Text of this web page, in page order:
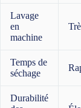
Lavage
en
machine
Temps de
séchage
Durabilité